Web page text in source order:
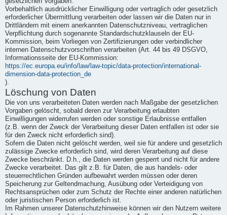
Vorbehaltlich ausdrücklicher Einwilligung oder vertraglich oder gesetzlich
erforderlicher Übermittlung verarbeiten oder lassen wir die Daten nur in
Drittländern mit einem anerkannten Datenschutzniveau, vertraglichen
Verpflichtung durch sogenannte Standardschutzklauseln der EU-
Kommission, beim Vorliegen von Zertifizierungen oder verbindlicher
internen Datenschutzvorschriften verarbeiten (Art. 44 bis 49 DSGVO,
Informationsseite der EU-Kommission:
https://ec.europa.eu/info/law/law-topic/data-protection/international-
dimension-data-protection_de
).
Löschung von Daten
Die von uns verarbeiteten Daten werden nach Maßgabe der gesetzlichen
Vorgaben gelöscht, sobald deren zur Verarbeitung erlaubten
Einwilligungen widerrufen werden oder sonstige Erlaubnisse entfallen
(z.B. wenn der Zweck der Verarbeitung dieser Daten entfallen ist oder sie
für den Zweck nicht erforderlich sind).
Sofern die Daten nicht gelöscht werden, weil sie für andere und gesetzlich
zulässige Zwecke erforderlich sind, wird deren Verarbeitung auf diese
Zwecke beschränkt. D.h., die Daten werden gesperrt und nicht für andere
Zwecke verarbeitet. Das gilt z.B. für Daten, die aus handels- oder
steuerrechtlichen Gründen aufbewahrt werden müssen oder deren
Speicherung zur Geltendmachung, Ausübung oder Verteidigung von
Rechtsansprüchen oder zum Schutz der Rechte einer anderen natürlichen
oder juristischen Person erforderlich ist.
Im Rahmen unserer Datenschutzhinweise können wir den Nutzern weitere